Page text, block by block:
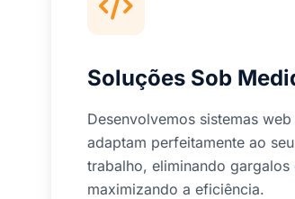
Soluções Sob
Desenvolvemos sistemas
adaptam perfeitamente ao
trabalho, eliminando gargalos
maximizando a eficiência.